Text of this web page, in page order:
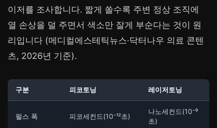
이저를 조사합니다. 짧게 쏠수록 주변 정상 조직에
열 손상을 덜 주면서 색소만 잘게 부순다는 것이 원
리입니다 (메디컬에스테틱뉴스·닥터나우 의료 콘텐
츠, 2026년 기준).
구분 피코토닝 레이저토닝
펄스 폭 피코세컨드(10⁻¹²초)
나노세컨드(10⁻⁹
초)